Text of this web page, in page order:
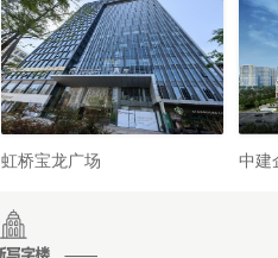
虹桥宝龙广场 中建